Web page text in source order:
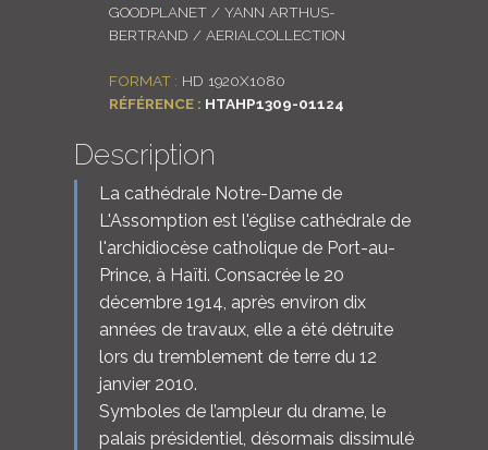
GOODPLANET / YANN ARTHUS-
BERTRAND / AERIALCOLLECTION
FORMAT : HD 1920X1080
RÉFÉRENCE : HTAHP1309-01124
Description
La cathédrale Notre-Dame de
L'Assomption est l'église cathédrale de
l'archidiocèse catholique de Port-au-
Prince, à Haïti. Consacrée le 20
décembre 1914, après environ dix
années de travaux, elle a été détruite
lors du tremblement de terre du 12
janvier 2010.
Symboles de l’ampleur du drame, le
palais présidentiel, désormais dissimulé